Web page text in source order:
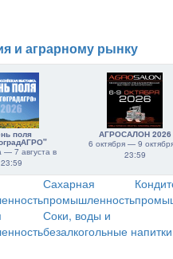
и аграрному рынку
поля
— 7 августа в
23:59
АГРОСАЛОН 2026
6 октября — 9
23:59
Сахарная
промышленность
Соки, воды и
безалкогольные напитки